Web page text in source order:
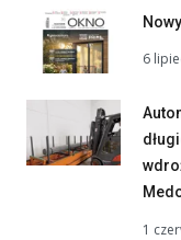
6
1